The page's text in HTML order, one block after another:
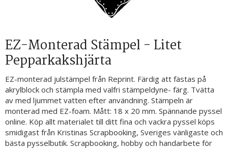
EZ-Monterad Stämpel - Litet
Pepparkakshjärta
EZ-monterad julstämpel från Reprint. Färdig att fästas på
akrylblock och stämpla med valfri stämpeldyne- färg. Tvätta
av med ljummet vatten efter användning. Stämpeln är
monterad med EZ-foam. Mått: 18 x 20 mm. Spännande pyssel
online. Köp allt materialet till ditt fina och vackra pyssel köps
smidigast från Kristinas Scrapbooking, Sveriges vänligaste och
bästa pysselbutik. Scrapbooking, hobby och handarbete för